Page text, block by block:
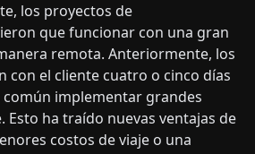
los proyectos de
que funcionar con una gran
remota. Anteriormente, los
con el cliente cuatro o cinco días
común implementar grandes
Esto ha traído nuevas ventajas de
costos de viaje o una